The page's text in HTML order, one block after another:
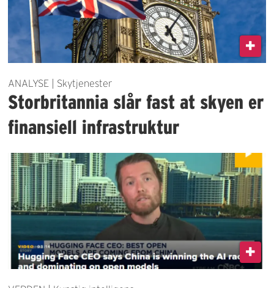
ANALYSE | Skytjenester
Storbritannia slår fast at skyen er
finansiell infrastruktur